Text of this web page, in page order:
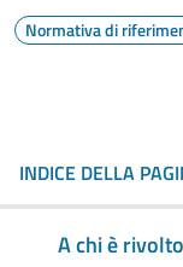
Normativa di
INDICE DELLA
A chi è rivolto